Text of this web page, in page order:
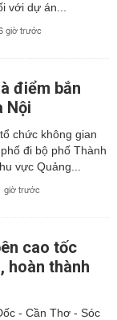
với dự án...
giờ trước
điểm bắn
Nội
chức không gian
đi bộ phố Thành
vực Quảng...
giờ trước
cao tốc
hoàn thành
- Cần Thơ - Sóc